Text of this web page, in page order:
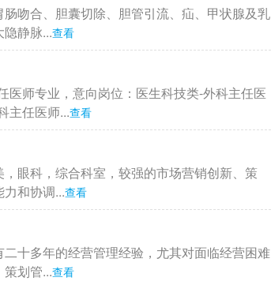
吻合、胆囊切除、胆管引流、疝、甲状腺及乳
隐静脉...查看
师专业，意向岗位：医生科技类-外科主任医
主任医师...查看
眼科，综合科室，较强的市场营销创新、策
和协调...查看
十多年的经营管理经验，尤其对面临经营困难
策划管...查看